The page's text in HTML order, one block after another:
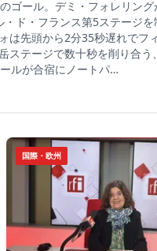
ゴール。デミ・フォレリン
ド・フランス第5ステージを
先頭から2分35秒遅れでフ
ステージで数十秒を削り合う
ルが合宿にノートパ…
国際・欧州